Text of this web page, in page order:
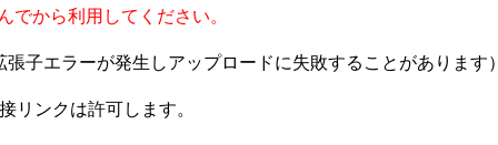
から利用してください。
子エラーが発生しアップロードに失敗することがあります）
リンクは許可します。